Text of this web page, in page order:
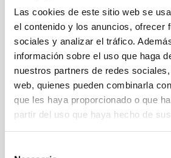
Las cookies de este sitio web se
el contenido y los anuncios, ofrecer
sociales y analizar el tráfico.
información sobre el uso que haga
nuestros partners de redes
web, quienes pueden combinarla
que les haya proporcionado o que
partir del uso que haya hecho de
Nuestra
Rafal Rubí
Gracias por hacer que nuestra
Rubí hay sido fantástica.
mucho y todos nuestros
realidad. Gracias por
bicicletas, tiendas,